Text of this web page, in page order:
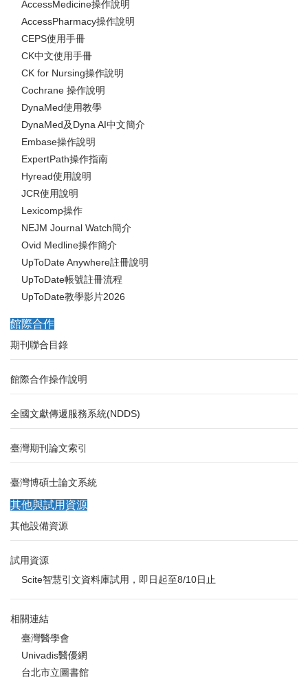
AccessMedicine操作說明
AccessPharmacy操作說明
CEPS使用手冊
CK中文使用手冊
CK for Nursing操作說明
Cochrane 操作說明
DynaMed使用教學
DynaMed及Dyna AI中文簡介
Embase操作說明
ExpertPath操作指南
Hyread使用說明
JCR使用說明
Lexicomp操作
NEJM Journal Watch簡介
Ovid Medline操作簡介
UpToDate Anywhere註冊說明
UpToDate帳號註冊流程
UpToDate教學影片2026
館際合作
期刊聯合目錄
館際合作操作說明
全國文獻傳遞服務系統(NDDS)
臺灣期刊論文索引
臺灣博碩士論文系統
其他與試用資源
其他設備資源
試用資源
Scite智慧引文資料庫試用，即日起至8/10日止
相關連結
臺灣醫學會
Univadis醫優網
台北市立圖書館